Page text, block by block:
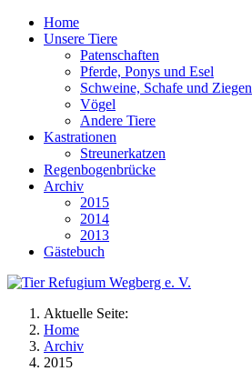
Home
Unsere Tiere
Patenschaften
Pferde, Ponys und Esel
Schweine, Schafe und Ziegen
Vögel
Andere Tiere
Kastrationen
Streunerkatzen
Regenbogenbrücke
Archiv
2015
2014
2013
Gästebuch
Aktuelle Seite:
Home
Archiv
2015